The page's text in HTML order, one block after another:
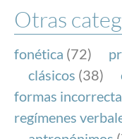
NOTICIAS
SOBRE LA
FundéuRAE es
y la Real
el buen uso del
Internet.
Otras
fonética (72)
clásicos (38)
formas
regímenes